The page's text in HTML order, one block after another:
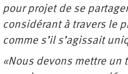
pour projet de se
considérant à travers le
comme s’il s’agissait
«Nous devons mettre un